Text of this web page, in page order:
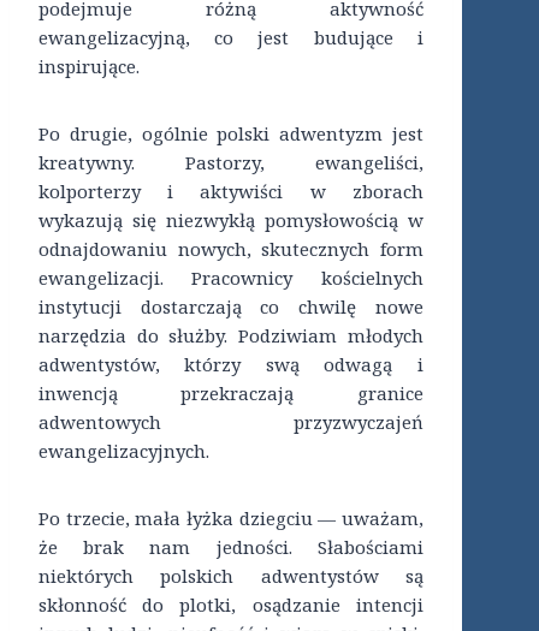
podejmuje różną aktywność
ewangelizacyjną, co jest budujące i
inspirujące.
Po drugie, ogólnie polski adwentyzm jest
kreatywny. Pastorzy, ewangeliści,
kolporterzy i aktywiści w zborach
wykazują się niezwykłą pomysłowością w
odnajdowaniu nowych, skutecznych form
ewangelizacji. Pracownicy kościelnych
instytucji dostarczają co chwilę nowe
narzędzia do służby. Podziwiam młodych
adwentystów, którzy swą odwagą i
inwencją przekraczają granice
adwentowych przyzwyczajeń
ewangelizacyjnych.
Po trzecie, mała łyżka dziegciu — uważam,
że brak nam jedności. Słabościami
niektórych polskich adwentystów są
skłonność do plotki, osądzanie intencji